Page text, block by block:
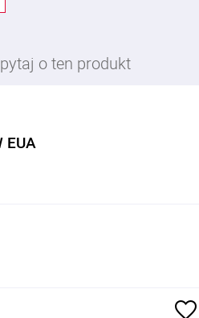
o ten produkt
EUA